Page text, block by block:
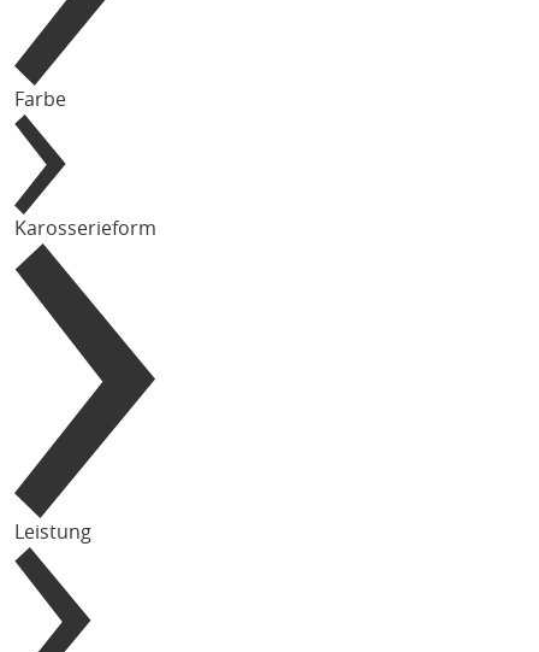
Farbe
Karosserieform
Leistung